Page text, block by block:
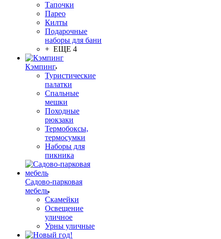
Тапочки
Парео
Килты
Подарочные
наборы для бани
+ ЕЩЕ 4
Кэмпинг
Туристические
палатки
Спальные
мешки
Походные
рюкзаки
Термобоксы,
термосумки
Наборы для
пикника
Садово-парковая
мебель
Скамейки
Освещение
уличное
Урны уличные